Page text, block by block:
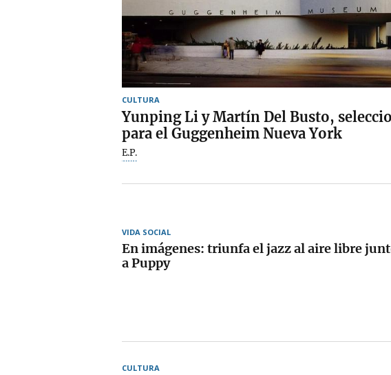
CULTURA
Yunping Li y Martín Del Busto,
para el Guggenheim Nueva York
E.P.
VIDA SOCIAL
En imágenes: triunfa el jazz al aire libre
a Puppy
CULTURA